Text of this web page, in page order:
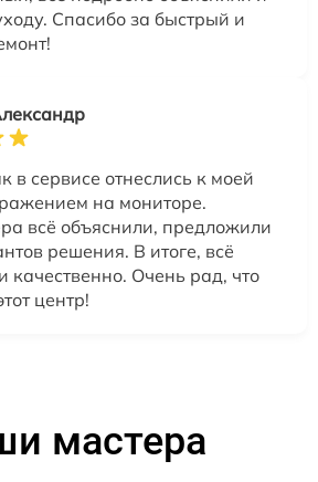
Спасибо за быстрый и
в сервисе отнеслись к моей
на мониторе.
всё объяснили, предложили
решения. В итоге, всё
качественно. Очень рад, что
центр!
мастера